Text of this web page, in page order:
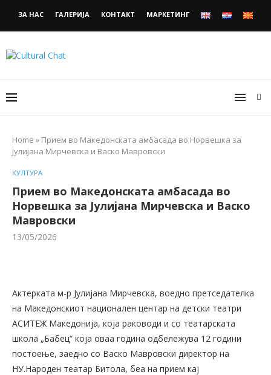
ЗА НАС ГАЛЕРИЈА КОНТАКТ МАРКЕТИНГ
Home » Прием во Македонската амбасада во Норвешка за
Јулијана Мирчевска и Васко Мавровски
КУЛТУРА
Прием во Македонската амбасада во
Норвешка за Јулијана Мирчевска и Васко
Мавровски
13/05/2026
Актерката м-р Јулијана Мирчевска, воедно претседателка
на Македонскиот национален центар на детски театри
АСИТЕЖ Македонија, која раководи и со театарската
школа „Бабец“ која оваа година одбележува 12 години
постоење, заедно со Васко Мавровски директор на
НУ.Народен театар Битола, беа на прием кај